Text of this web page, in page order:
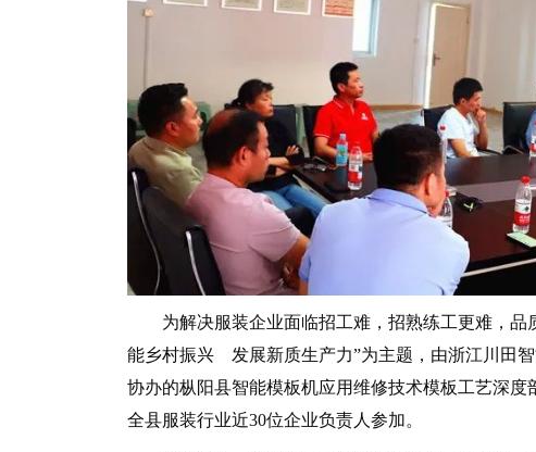
为解决服装企业面临招工难，招熟练工更难，品
能乡村振兴 发展新质生产力”为主题，由浙江川田
协办的枞阳县智能模板机应用维修技术模板工艺深
全县服装行业近30位企业负责人参加。